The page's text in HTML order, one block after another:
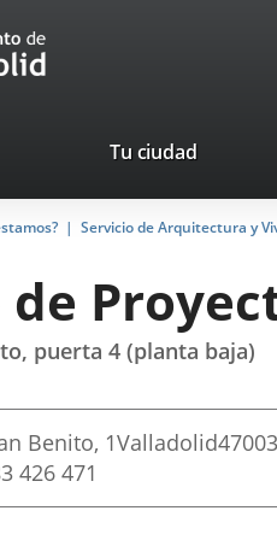
Tu ciudad
Servicio de Arquitectura y
puerta 4 (planta baja)
Benito, 1Valladolid
426 471